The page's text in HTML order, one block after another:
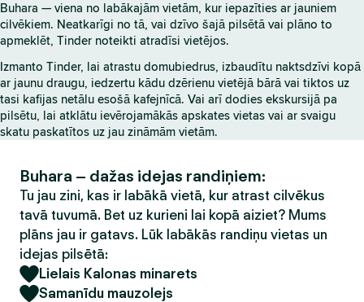
u
m
l
p
a
Buhara — viena no labākajām vietām, kur iepazīties ar jauniem
cilvēkiem. Neatkarīgi no tā, vai dzīvo šajā pilsētā vai plāno to
apmeklēt, Tinder noteikti atradīsi vietējos.
Izmanto Tinder, lai atrastu domubiedrus, izbaudītu naktsdzīvi kopā
ar jaunu draugu, iedzertu kādu dzērienu vietējā bārā vai tiktos uz
tasi kafijas netālu esošā kafejnīcā. Vai arī dodies ekskursijā pa
pilsētu, lai atklātu ievērojamākās apskates vietas vai ar svaigu
skatu paskatītos uz jau zināmām vietām.
Buhara – dažas idejas randiņiem:
Tu jau zini, kas ir labākā vietā, kur atrast cilvēkus
tavā tuvumā. Bet uz kurieni lai kopā aiziet? Mums
plāns jau ir gatavs. Lūk labākās randiņu vietas un
idejas pilsētā:
Lielais Kalonas minarets
Samanīdu mauzolejs